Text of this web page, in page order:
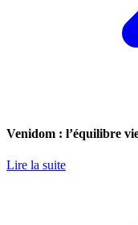
Venidom : l’équilibre
Lire la suite